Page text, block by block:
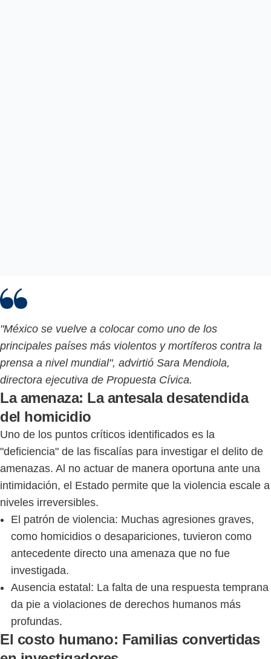
"México se vuelve a colocar como uno de los
principales países más violentos y mortíferos contra la
prensa a nivel mundial", advirtió Sara Mendiola,
directora ejecutiva de Propuesta Cívica.
La amenaza: La antesala desatendida
del homicidio
Uno de los puntos críticos identificados es la
"deficiencia" de las fiscalías para investigar el delito de
amenazas. Al no actuar de manera oportuna ante una
intimidación, el Estado permite que la violencia escale a
niveles irreversibles.
El patrón de violencia: Muchas agresiones graves,
como homicidios o desapariciones, tuvieron como
antecedente directo una amenaza que no fue
investigada.
Ausencia estatal: La falta de una respuesta temprana
da pie a violaciones de derechos humanos más
profundas.
El costo humano: Familias convertidas